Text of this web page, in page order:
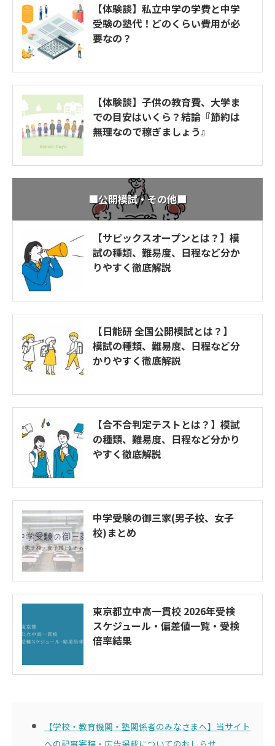
【体験談】私立中学の学費と中学
受験の塾代！どのくらい費用が必
要なの？
【体験談】子供の教育費、大学ま
での目安はいくら？結論『節約は
無理なので稼ぎましょう』
■公開模試・その他■
【サピックスオープンとは？】模
試の種類、難易度、日程など分か
りやすく徹底解説
【日能研 全国公開模試とは？】
模試の種類、難易度、日程など分
かりやすく徹底解説
【合不合判定テストとは？】模試
の種類、難易度、日程など分かり
やすく徹底解説
中学受験の御三家(男子校、女子
校)まとめ
東京都立中高一貫校 2026年受検
スケジュール・偏差値一覧・受検
倍率結果
【学校・教育機関・塾関係者のみなさまへ】当サイト
への記事寄稿・広告掲載についてのおしらせ